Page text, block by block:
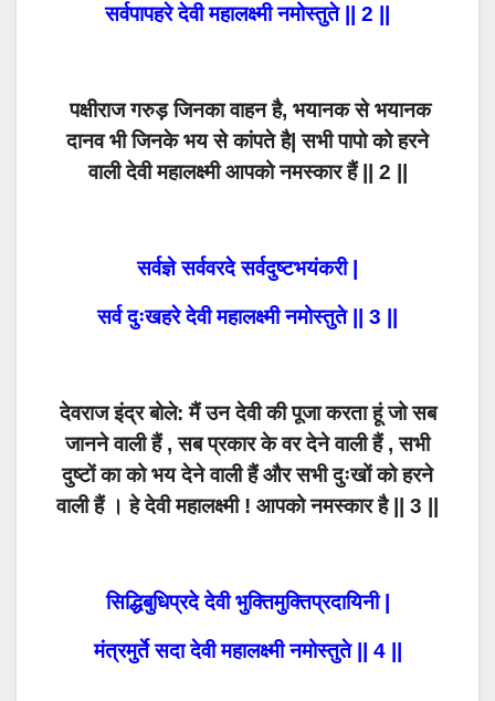
सर्वपापहरे देवी महालक्ष्मी नमोस्तुते || 2 ||
पक्षीराज गरुड़ जिनका वाहन है, भयानक से भयानक
दानव भी जिनके भय से कांपते है| सभी पापो को हरने
वाली देवी महालक्ष्मी आपको नमस्कार हैं|| 2 ||
सर्वज्ञे सर्ववरदे सर्वदुष्टभयंकरी |
सर्व दुःखहरे देवी महालक्ष्मी नमोस्तुते || 3 ||
देवराज इंद्र बोले: मैं उन देवी की पूजा करता हूं जो सब
जानने वाली हैं , सब प्रकार के वर देने वाली हैं , सभी
दुष्टों का को भय देने वाली हैं और सभी दुःखों को हरने
वाली हैं । हे देवी महालक्ष्मी ! आपको नमस्कार है || 3 ||
सिद्धिबुधिप्रदे देवी भुक्तिमुक्तिप्रदायिनी |
मंत्रमुर्ते सदा देवी महालक्ष्मी नमोस्तुते || 4 ||